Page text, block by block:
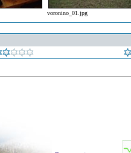
voronino_01.jpg